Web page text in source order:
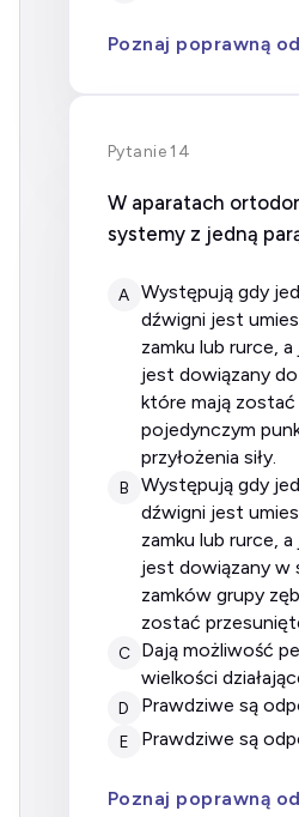
Poznaj poprawną
Pytanie 14
W aparatach
systemy z jedną
A
występują gdy jeden koniec
dźwigni jest
zamku lub rurce,
jest dowiązany
które mają
pojedynczym
przyłożenia siły.
B
występują gdy jeden koniec
dźwigni jest
zamku lub rurce,
jest dowiązany w
zamków grupy
zostać
C
dają możliwość pełnej kontroli
wielkości
D prawdziwe są
E prawdziwe są
Poznaj poprawną